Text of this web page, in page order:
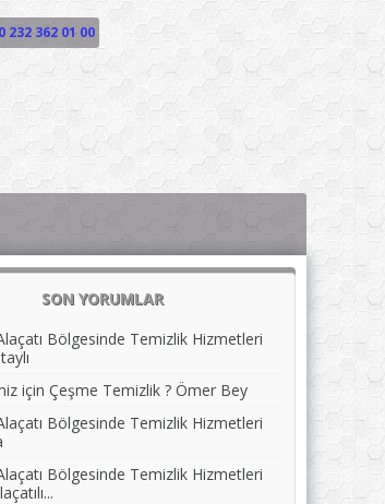
232 362 01 00
SON YORUMLAR
Bölgesinde Temizlik Hizmetleri
için Çeşme Temizlik ? Ömer Bey
Bölgesinde Temizlik Hizmetleri
Bölgesinde Temizlik Hizmetleri